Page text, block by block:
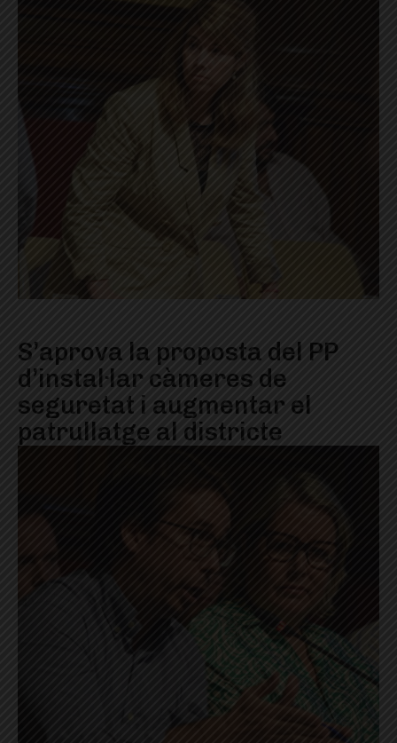
S’aprova la proposta del PP
d’instal·lar càmeres de
seguretat i augmentar el
patrullatge al districte